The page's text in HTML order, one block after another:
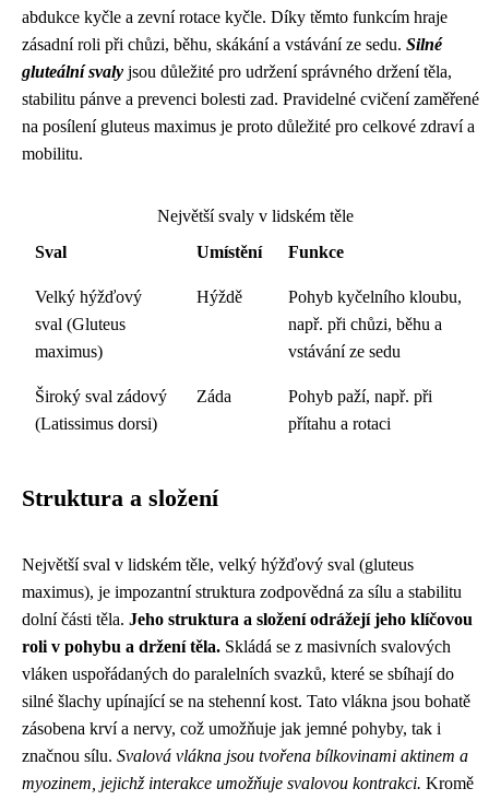
abdukce kyčle a zevní rotace kyčle. Díky těmto funkcím hraje
zásadní roli při chůzi, běhu, skákání a vstávání ze sedu. Silné
gluteální svaly jsou důležité pro udržení správného držení těla,
stabilitu pánve a prevenci bolesti zad. Pravidelné cvičení zaměřené
na posílení gluteus maximus je proto důležité pro celkové zdraví a
mobilitu.
Největší svaly v lidském těle
Sval
Umístění Funkce
Velký hýžďový
sval (Gluteus
maximus)
Hýždě
Pohyb kyčelního kloubu,
např. při chůzi, běhu a
vstávání ze sedu
Široký sval zádový
(Latissimus dorsi)
Záda
Pohyb paží, např. při
přítahu a rotaci
Struktura a složení
Největší sval v lidském těle, velký hýžďový sval (gluteus
maximus), je impozantní struktura zodpovědná za sílu a stabilitu
dolní části těla. Jeho struktura a složení odrážejí jeho klíčovou
roli v pohybu a držení těla. Skládá se z masivních svalových
vláken uspořádaných do paralelních svazků, které se sbíhají do
silné šlachy upínající se na stehenní kost. Tato vlákna jsou bohatě
zásobena krví a nervy, což umožňuje jak jemné pohyby, tak i
značnou sílu. Svalová vlákna jsou tvořena bílkovinami aktinem a
myozinem, jejichž interakce umožňuje svalovou kontrakci. Kromě